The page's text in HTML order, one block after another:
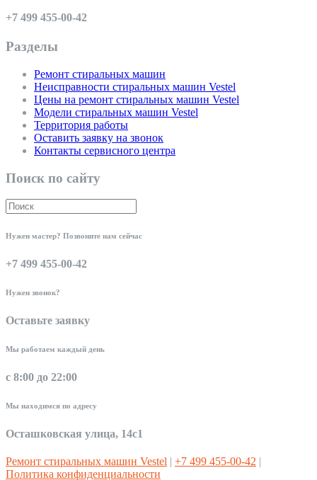
+7 499 455-00-42
Разделы
Ремонт стиральных машин
Неисправности стиральных машин Vestel
Цены на ремонт стиральных машин Vestel
Модели стиральных машин Vestel
Территория работы
Оставить заявку на звонок
Контакты сервисного центра
Поиск по сайту
Нужен мастер? Позвоните нам сейчас
+7 499 455-00-42
Нужен звонок?
Оставьте заявку
Мы работаем каждый день
с 8:00 до 22:00
Мы находимся по адресу
Осташковская улица, 14с1
Ремонт стиральных машин Vestel | +7 499 455-00-42 |
Политика конфиденциальности